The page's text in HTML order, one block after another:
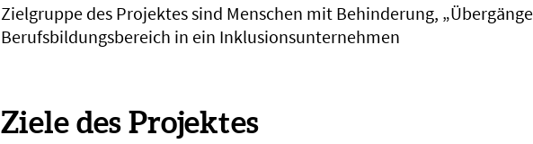
Zielgruppe des Projektes sind Menschen mit Behinderung,
Berufsbildungsbereich in ein Inklusionsunternehmen
Ziele des Projektes